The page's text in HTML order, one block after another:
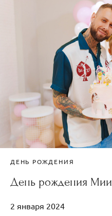
ДЕНЬ РОЖДЕНИЯ
День рождения Мии
2 января 2024